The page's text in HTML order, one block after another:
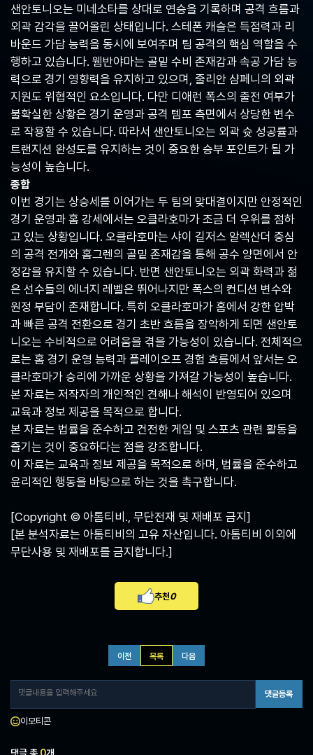
트
샌안토니오는 미네소타를 상대로 연승을 기록하며 공격 흐름과
외곽 감각을 끌어올린 상태입니다. 스테폰 캐슬은 득점력과 리
바운드 가담 능력을 동시에 보여주며 팀 공격의 핵심 역할을 수
행하고 있습니다. 웸반야마는 골밑 수비 존재감과 속공 가담 능
력으로 경기 영향력을 유지하고 있으며, 줄리안 샴페니의 외곽
지원도 위협적인 요소입니다. 다만 디애런 폭스의 출전 여부가
불확실한 상황은 경기 운영과 공격 템포 측면에서 상당한 변수
로 작용할 수 있습니다. 따라서 샌안토니오는 외곽 슛 성공률과
트랜지션 완성도를 유지하는 것이 중요한 승부 포인트가 될 가
능성이 높습니다.
종합
이번 경기는 상승세를 이어가는 두 팀의 맞대결이지만 안정적인
경기 운영과 홈 강세에서는 오클라호마가 조금 더 우위를 점하
고 있는 상황입니다. 오클라호마는 샤이 길저스 알렉산더 중심
의 공격 전개와 홈그렌의 골밑 존재감을 통해 공수 양면에서 안
정감을 유지할 수 있습니다. 반면 샌안토니오는 외곽 화력과 젊
은 선수들의 에너지 레벨은 뛰어나지만 폭스의 컨디션 변수와
원정 부담이 존재합니다. 특히 오클라호마가 홈에서 강한 압박
과 빠른 공격 전환으로 경기 초반 흐름을 장악하게 되면 샌안토
니오는 수비적으로 어려움을 겪을 가능성이 있습니다. 전체적으
로는 홈 경기 운영 능력과 플레이오프 경험 흐름에서 앞서는 오
클라호마가 승리에 가까운 상황을 가져갈 가능성이 높습니다.
본 자료는 저작자의 개인적인 견해나 해석이 반영되어 있으며
교육과 정보 제공을 목적으로 합니다.
본 자료는 법률을 준수하고 건전한 게임 및 스포츠 관련 활동을
즐기는 것이 중요하다는 점을 강조합니다.
이 자료는 교육과 정보 제공을 목적으로 하며, 법률을 준수하고
윤리적인 행동을 바탕으로 하는 것을 촉구합니다.
[Copyright © 아톰티비., 무단전재 및 재배포 금지]
[본 분석자료는 아톰티비의 고유 자산입니다. 아톰티비 이외에
무단사용 및 재배포를 금지합니다.]
추천0
이전 목록 다음
댓글등록
이모티콘